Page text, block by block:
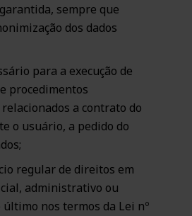
sempre que
dos dados
para a execução de
procedimentos
a contrato do
o usuário, a pedido do
regular de direitos em
administrativo ou
nos termos da Lei nº